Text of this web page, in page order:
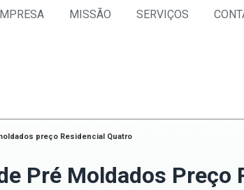
MISSÃO SERVIÇOS
preço Residencial Quatro
Pré Moldados Preço